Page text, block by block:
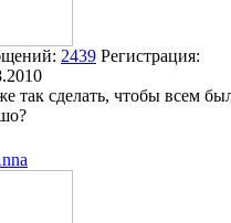
2439 Регистрация:
так сделать, чтобы всем